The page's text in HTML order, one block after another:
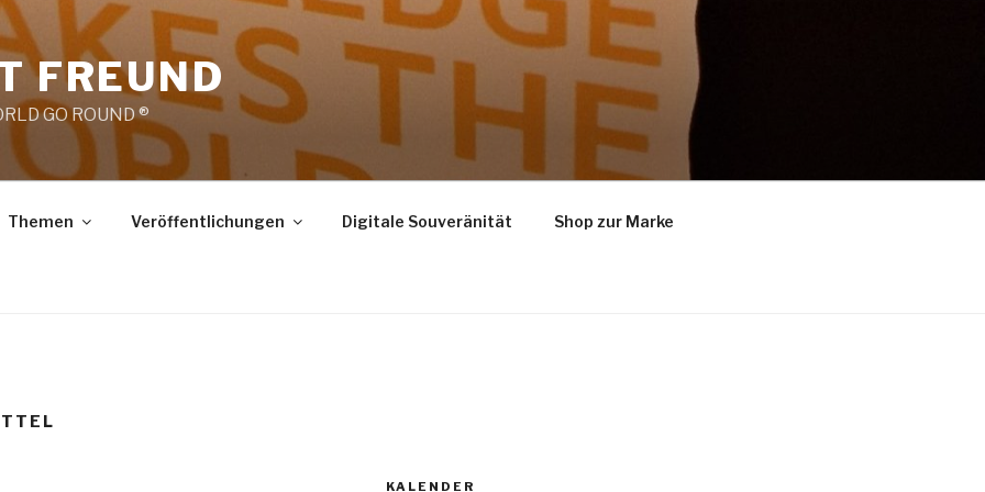
FREUND
GO ROUND ®
Themen Veröffentlichungen Digitale Souveränität Shop zur Marke
KALENDER